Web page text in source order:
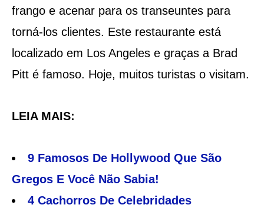
frango e acenar para os transeuntes para
torná-los clientes. Este restaurante está
localizado em Los Angeles e graças a Brad
Pitt é famoso. Hoje, muitos turistas o visitam.
LEIA MAIS:
9 Famosos De Hollywood Que São
Gregos E Você Não Sabia!
4 Cachorros De Celebridades